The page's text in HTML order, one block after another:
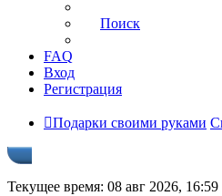
Поиск
FAQ
Вход
Регистрация
Подарки своими руками
Текущее время: 08 авг 2026, 16:59